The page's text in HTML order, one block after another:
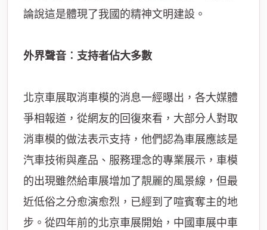
論說這是體現了我國的精神文明建設。
外界聲音︰支持者佔大多數
北京車展取消車模的消息一經曝出，各大媒體
爭相報道，從網友的回復來看，大部分人對取
消車模的做法表示支持，他們認為車展應該是
汽車技術與產品、服務理念的專業展示，車模
的出現雖然給車展增加了靚麗的風景線，但最
近低俗之分愈演愈烈，已經到了喧賓奪主的地
步。從四年前的北京車展開始，中國車展中車